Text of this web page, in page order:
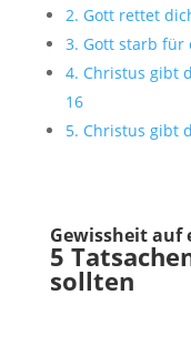
2. Gott rettet
3. Gott starb für
4. Christus gibt
5. Christus gibt
Gewissheit auf
5
sollten